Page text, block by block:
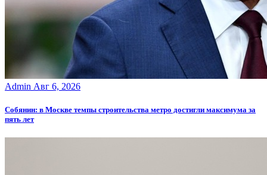
Admin Авг 6, 2026
Собянин: в Москве темпы строительства метро достигли максимума за
пять лет